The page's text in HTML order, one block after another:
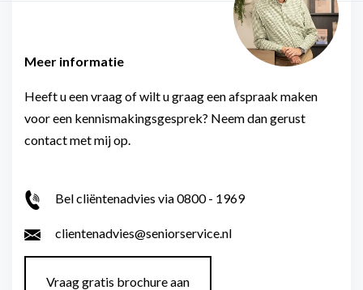
Meer informatie
Heeft u een vraag of wilt u graag een afspraak maken
voor een kennismakingsgesprek? Neem dan gerust
contact met mij op.
Bel cliëntenadvies via 0800 - 1969
clientenadvies@seniorservice.nl
Vraag gratis brochure aan